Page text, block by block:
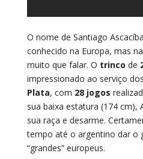
O nome de Santiago
conhecido na Europa, mas
muito que falar. O trinco de
impressionado ao serviço dos
Plata, com 28 jogos
sua baixa estatura (174 cm),
sua raça e desarme.
tempo até o argentino dar o
“grandes” europeus.